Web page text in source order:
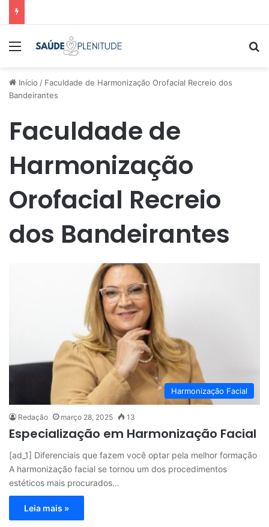
Menu
Início / Faculdade de Harmonização Orofacial Recreio dos
Bandeirantes
Faculdade de
Harmonização
Orofacial Recreio
dos Bandeirantes
Harmonização Facial
Redação março 28, 2025 13
Especialização em Harmonização Facial
[ad_1] Diferenciais que fazem você optar pela melhor formação
A harmonização facial se tornou um dos procedimentos
estéticos mais procurados…
Leia mais »